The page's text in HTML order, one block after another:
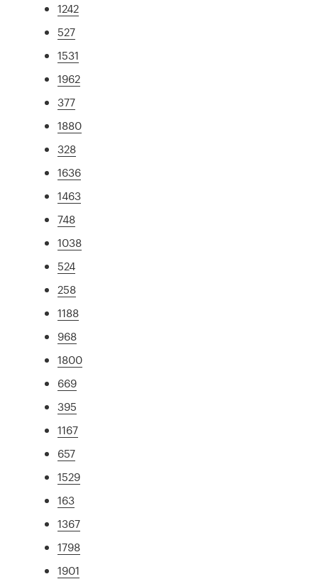
1242
527
1531
1962
377
1880
328
1636
1463
748
1038
524
258
1188
968
1800
669
395
1167
657
1529
163
1367
1798
1901